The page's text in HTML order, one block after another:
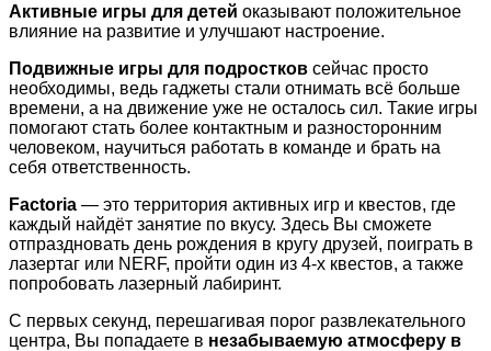
Активные игры для детей оказывают положительное
влияние на развитие и улучшают настроение.
Подвижные игры для подростков сейчас просто
необходимы, ведь гаджеты стали отнимать всё больше
времени, а на движение уже не осталось сил. Такие игры
помогают стать более контактным и разносторонним
человеком, научиться работать в команде и брать на
себя ответственность.
Factoria — это территория активных игр и квестов, где
каждый найдёт занятие по вкусу. Здесь Вы сможете
отпраздновать день рождения в кругу друзей, поиграть в
лазертаг или NERF, пройти один из 4-х квестов, а также
попробовать лазерный лабиринт.
С первых секунд, перешагивая порог развлекательного
центра, Вы попадаете в незабываемую атмосферу в